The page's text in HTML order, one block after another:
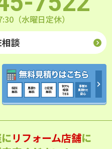
ませんか？カッパの「かっぴ
ー」が目印のタテイシリフォー
ムが、全力でサポートさせてい
お家の悩み無料相談受付中！お
家のお困りごと、お気軽にご相
談ください！
[無料相談・お
問い合わせは▷こちら◁ ＼福知
山・北近畿でのリフォーム、お
気軽にご相談ください／ リフォ
ム】では、 北近畿を中心に対応
市 / 与謝野町 /丹波市 / リフォ
します。 今こそ「窓」から健康
で快適な住まいへ 窓のリフォー
けでなく、家族の健康や家計へ
の優しさに直結する最高の投資
今年こそ「一年中快適な家」を
手に入れませんか？ 「住宅省エ
ネ2026」の補助金なら、タテ
イシリフォームにご相談くださ
み無料相談受付中！お家のお困
りごと、お気軽にご相談くださ
い！
[無料相談・お問い合わ
につきおひとつプレゼント 特典
はすべてなくなり次第終了とさ
せていただきます。 キッチン・
トイレの展示品処分大特価！ 今
イレの展示品処分大特価です。
店内で展示していた現品限りの
商品を、特別価格でご案内して
います。 展示品といっても実際
いただけます。 「福知山市でキ
ッチンリフォームをできるだけ
ることも。古い戸建てでよくあ
る症状です。 ■ 黒ずみの主な
原因とは？ 黒ずみは、水道水の
鉄分やカビ、汚れが固まったも
のがほとんど。特に便器のふち
裏は水が滞留しやすく、落とし
にくい固着汚れになりがちで
す。 「どれだけ磨いても落ちな
い…」という場合、便器そのも
のの劣化が原因のことが多く、
い・黒ずみ対策” 【① 最新トイ
面化粧台3台・トイレ11台） ご
来場特典として 入浴剤とドリッ
プコーヒー（紅茶）のプチギフ
る場合がございます お子様全員
にバスボールorボンボンドロッ
プシールのプレゼント！※内容
は変わる場合がございます お見
積りいただいた方にはくじ引き
抽選会も♪
秋はリフォーム
定しており、リフォームにぴっ
する前に、「断熱窓」や「浴室
（水曜日定休）
談
リフォーム店舗に